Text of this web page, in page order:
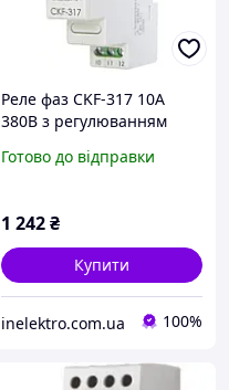
Реле фаз CKF-317 10А
380В з регулюванням
Готово до відправки
1 242₴
Купити
inelektro.com.ua 100%